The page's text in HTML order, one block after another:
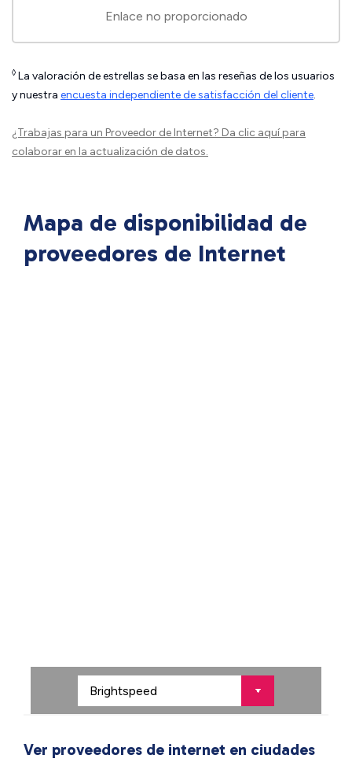
Enlace no proporcionado
◊ La valoración de estrellas se basa en las reseñas de los usuarios
y nuestra encuesta independiente de satisfacción del cliente.
¿Trabajas para un Proveedor de Internet? Da clic aquípara
colaborar en la actualización de datos.
Mapa de disponibilidad de
proveedores de Internet
Ver proveedores de internet en ciudades